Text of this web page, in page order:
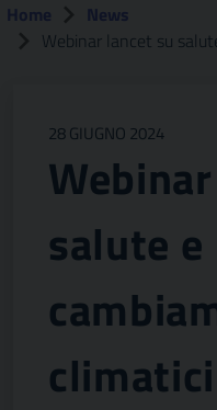
Home
News
Webinar lancet su salute e
28 GIUGNO 2024
salute e